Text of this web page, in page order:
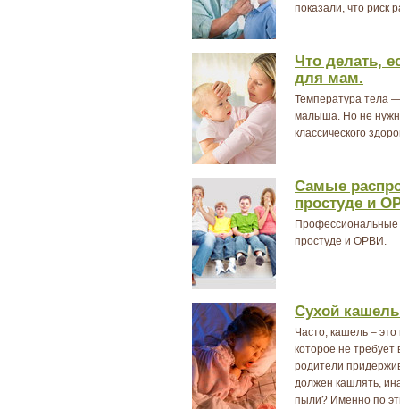
показали, что риск
Что делать,
для мам.
Температура тела
малыша. Но не
классического
Самые
простуде и
Профессиональные
простуде и ОРВИ.
Сухой
Часто, кашель –
которое не
родители
должен кашлять,
пыли? Именно по